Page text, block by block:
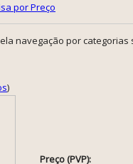
por Preço
navegação por
)
Preço (PVP):